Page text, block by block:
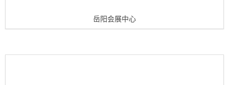
岳阳会展中心